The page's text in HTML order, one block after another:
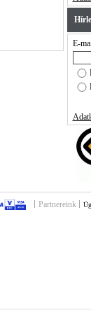
E-
Partnereink